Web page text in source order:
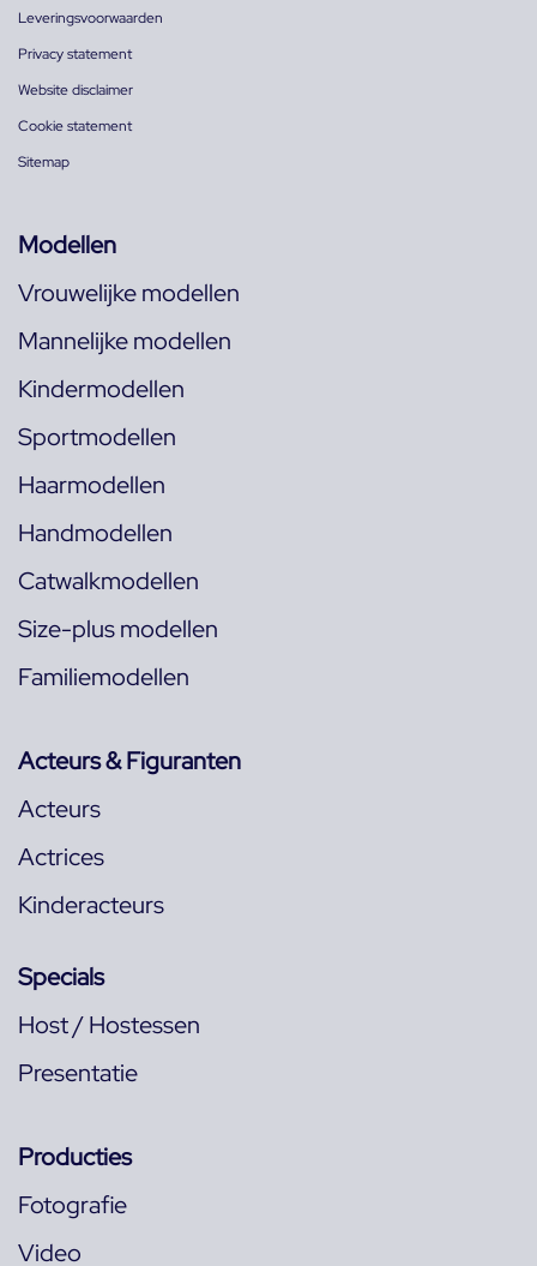
Leveringsvoorwaarden
Privacy statement
Website disclaimer
Cookie statement
Sitemap
Modellen
Vrouwelijke modellen
Mannelijke modellen
Kindermodellen
Sportmodellen
Haarmodellen
Handmodellen
Catwalkmodellen
Size-plus modellen
Familiemodellen
Acteurs & Figuranten
Acteurs
Actrices
Kinderacteurs
Specials
Host / Hostessen
Presentatie
Producties
Fotografie
Video